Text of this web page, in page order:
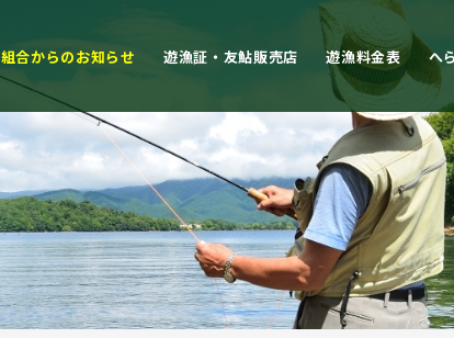
組合からのお知らせ 遊漁証・友鮎販売店 遊漁料金表 へ